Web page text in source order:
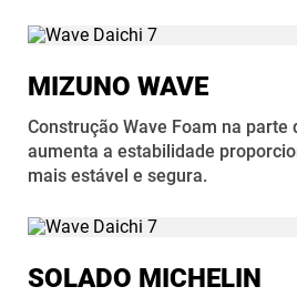
MIZUNO WAVE
Construção Wave Foam na parte
aumenta a estabilidade
mais estável e segura.
SOLADO MICHELIN